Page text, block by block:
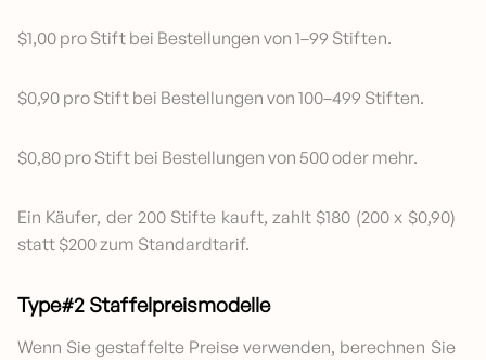
$1,00 pro Stift bei Bestellungen von 1–99 Stiften.
$0,90 pro Stift bei Bestellungen von 100–499 Stiften.
$0,80 pro Stift bei Bestellungen von 500 oder mehr.
Ein Käufer, der 200 Stifte kauft, zahlt $180 (200 x $0,90)
statt $200 zum Standardtarif.
Type#2 Staffelpreismodelle
Wenn Sie gestaffelte Preise verwenden, berechnen Sie